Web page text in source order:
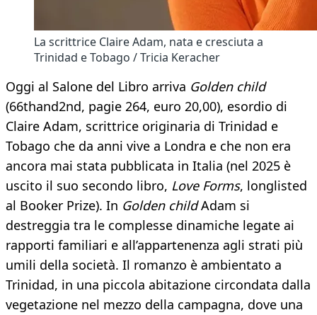
La scrittrice Claire Adam, nata e cresciuta a
Trinidad e Tobago / Tricia Keracher
Oggi al Salone del Libro arriva Golden child
(66thand2nd, pagie 264, euro 20,00), esordio di
Claire Adam, scrittrice originaria di Trinidad e
Tobago che da anni vive a Londra e che non era
ancora mai stata pubblicata in Italia (nel 2025 è
uscito il suo secondo libro, Love Forms, longlisted
al Booker Prize). In Golden childAdam si
destreggia tra le complesse dinamiche legate ai
rapporti familiari e all’appartenenza agli strati più
umili della società. Il romanzo è ambientato a
Trinidad, in una piccola abitazione circondata dalla
vegetazione nel mezzo della campagna, dove una